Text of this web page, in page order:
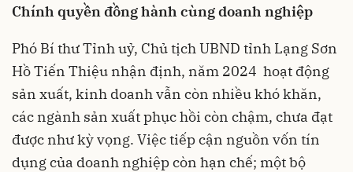
Chính quyền đồng hành cùng doanh nghiệp
Phó Bí thư Tỉnh uỷ, Chủ tịch UBND tỉnh Lạng Sơn
Hồ Tiến Thiệu nhận định, năm 2024 hoạt động
sản xuất, kinh doanh vẫn còn nhiều khó khăn,
các ngành sản xuất phục hồi còn chậm, chưa đạt
được như kỳ vọng. Việc tiếp cận nguồn vốn tín
dụng của doanh nghiệp còn hạn chế; một bộ